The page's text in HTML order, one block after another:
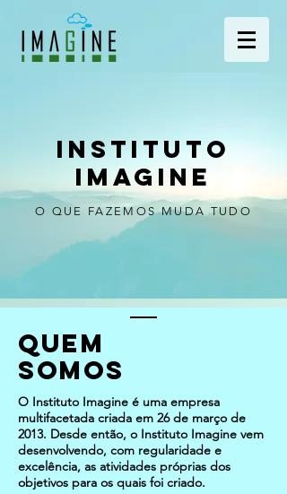
INSTITUTO
IMAGINE
O QUE FAZEMOS MUDA TUDO
quem
somos
O Instituto Imagine é uma empresa
multifacetada criada em 26 de março de
2013. Desde então, o Instituto Imagine vem
desenvolvendo, com regularidade e
excelência, as atividades próprias dos
objetivos para os quais foi criado.